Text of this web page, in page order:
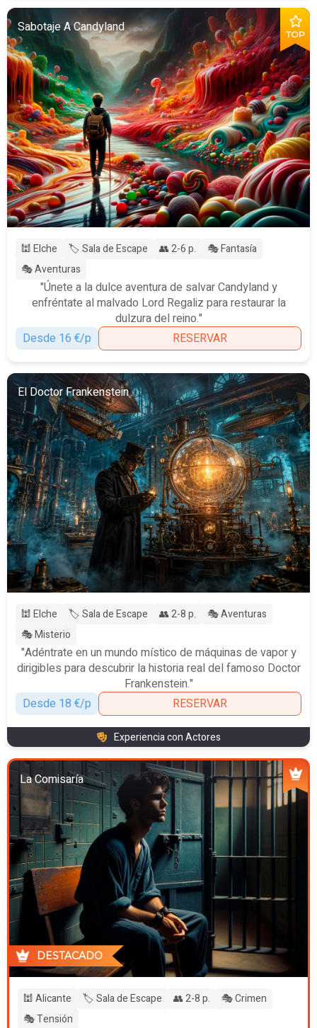
TOP
Sabotaje A Candyland
🕍 Elche 🏷️ Sala de Escape 👥 2-6 p.
🎭 Fantasía
🎭 Aventuras
"Únete a la dulce aventura de salvar Candyland y
enfréntate al malvado Lord Regaliz para restaurar la
dulzura del reino."
Desde 16 €/p
RESERVAR
El Doctor Frankenstein
🕍 Elche 🏷️ Sala de Escape 👥 2-8 p.
🎭 Aventuras
🎭 Misterio
"Adéntrate en un mundo místico de máquinas de vapor y
dirigibles para descubrir la historia real del famoso Doctor
Frankenstein."
Desde 18 €/p
RESERVAR
Experiencia con Actores
La Comisaría
DESTACADO
🕍 Alicante 🏷️ Sala de Escape 👥 2-8 p.
🎭 Crimen
🎭 Tensión